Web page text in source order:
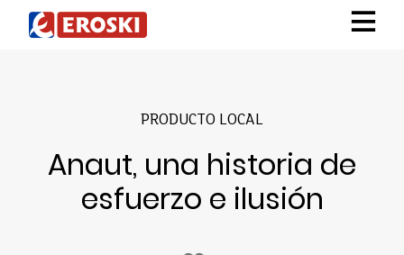
PRODUCTO LOCAL
Anaut, una historia de
esfuerzo e ilusión